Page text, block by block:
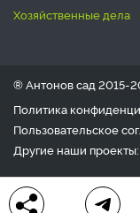
хозяйственные дела
® Антонов сад 2015-
Политика
Пользовательское
Другие наши проекты:
Любое
письменного согласия